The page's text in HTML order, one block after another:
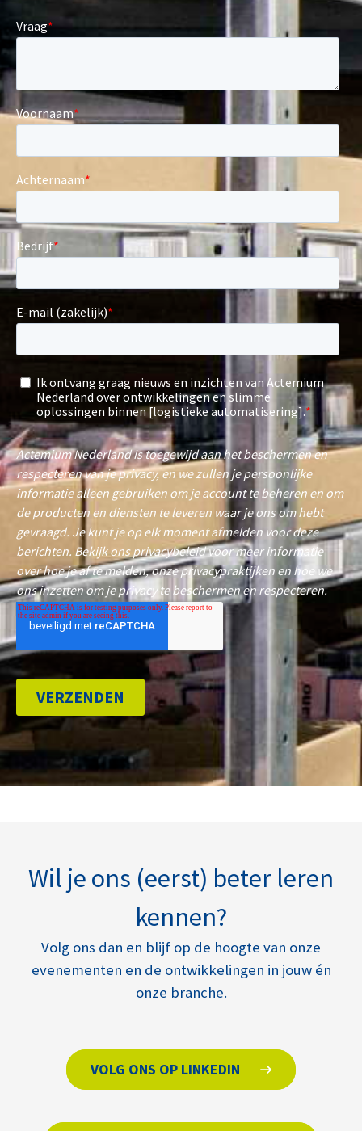
Wil je ons (eerst) beter leren
kennen?
Volg ons dan en blijf op de hoogte van onze
evenementen en de ontwikkelingen in jouw én
onze branche.
VOLG ONS OP LINKEDIN